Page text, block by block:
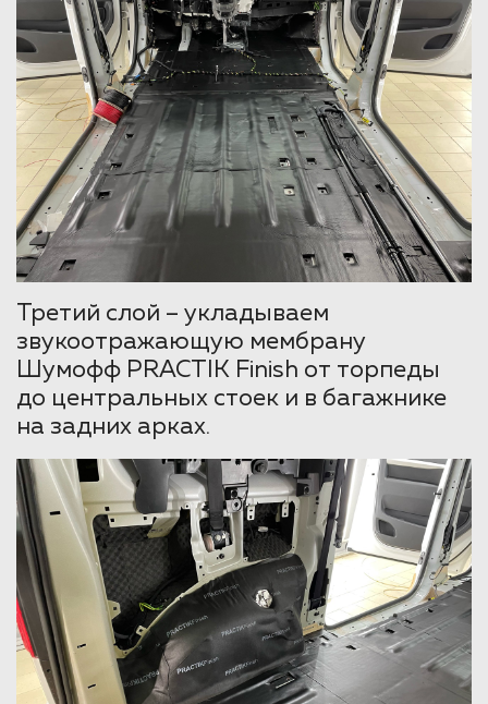
Третий слой – укладываем
звукоотражающую мембрану
Шумофф PRACTIK Finish от торпеды
до центральных стоек и в багажнике
на задних арках.